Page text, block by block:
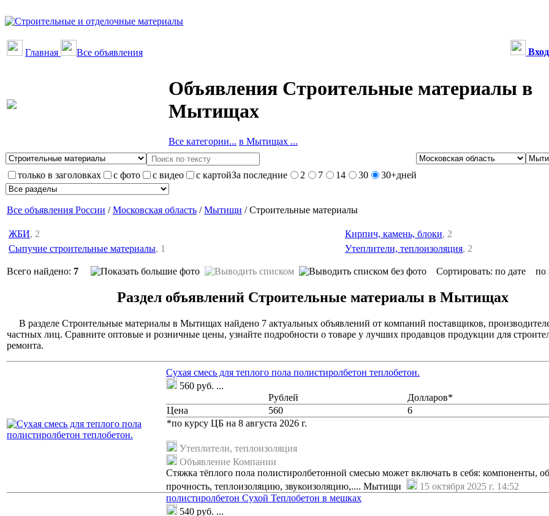
Главная Все объявления
Объявления Строительные материалы в
Мытищах
Все категории... в Мытищах ...
только в заголовках с фото с видео с картойЗа последние 2 7 14 30 30+дней
Все объявления России /Московская область /Мытищи / Строительные материалы
ЖБИ, 2 Кирпич, камень, блоки, 2
Сыпучие строительные материалы, 1 Утеплители, теплоизоляция, 2
Всего найдено: 7 Сортировать: по дате по
Раздел объявлений Строительные материалы в Мытищах
В разделе Строительные материалы в Мытищах найдено 7 актуальных объявлений от компаний поставщиков,
частных лиц. Сравните оптовые и розничные цены, узнайте подробности о товаре у лучших продавцов продукции для
ремонта.
Cухая смесь для теплого пола полистиролбетон теплобетон.
560 руб. ...
Рублей
Долларов*
Цена
560
6
*по курсу ЦБ на 8 августа 2026 г.
Утеплители, теплоизоляция
Объявление Компании
Стяжка тёплого пола полистиролбетонной смесью может включать в себя: компоненты,
прочность, теплоизоляцию, звукоизоляцию,.... Мытищи
15 октября 2025 г. 14:52
полистиролбетон Сухой Теплобетон в мешках
540 руб. ...